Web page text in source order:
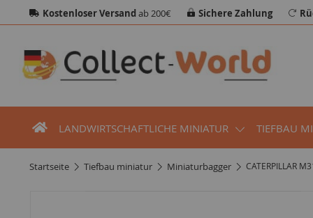
Kostenloser Versandab 200€ Sichere Zahlung
LANDWIRTSCHAFTLICHE MINIATUR TIEFBAU
startseite tiefbau miniatur miniaturbagger CATERPILLAR